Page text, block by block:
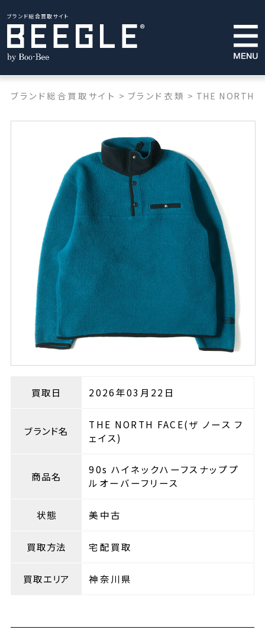
ブランド総合買取サイト
ブランド総合買取サイト > ブランド衣類 > THE NORTH
買取日 2026年03月22日
ブランド名
THE NORTH FACE(ザ ノース フ
ェイス)
商品名
90s ハイネックハーフスナッププ
ルオーバーフリース
状態 美中古
買取方法 宅配買取
買取エリア 神奈川県